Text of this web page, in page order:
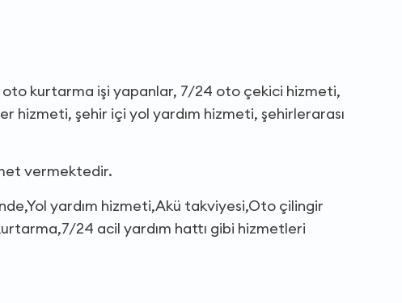
kurtarma işi yapanlar, 7/24 oto çekici hizmeti,
şehir içi yol yardım hizmeti, şehirlerarası
vermektedir.
yardım hizmeti,Akü takviyesi,Oto çilingir
24 acil yardım hattı gibi hizmetleri